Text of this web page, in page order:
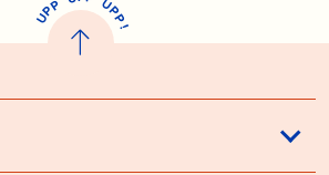
U
P
P UP
P
!